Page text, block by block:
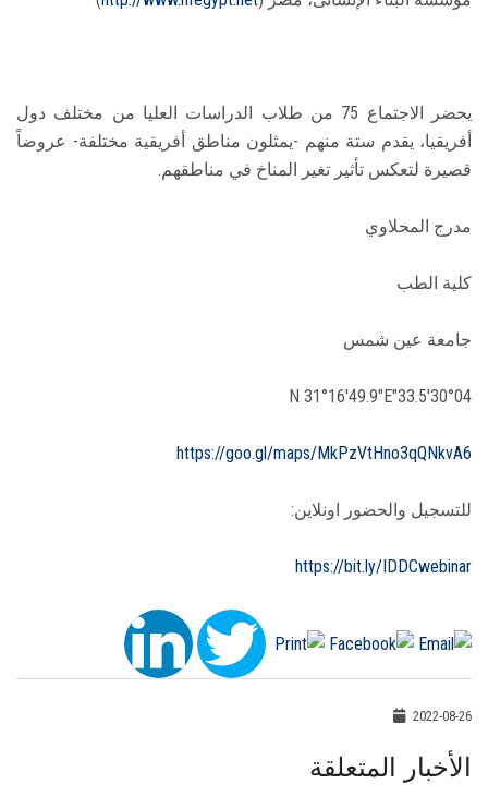
يحضر الاجتماع 75 من طلاب الدراسات العليا من مختلف دول
أفريقيا، يقدم ستة منهم -يمثلون مناطق أفريقية مختلفة- عروضاً
قصيرة لتعكس تأثير تغير المناخ في مناطقهم.
مدرج المحلاوي
كلية الطب
جامعة عين شمس
30°04'33.5"N 31°16'49.9"E
https://goo.gl/maps/MkPzVtHno3qQNkvA6
للتسجيل والحضور اونلاين:
https://bit.ly/IDDCwebinar
2022-08-26
الأخبار المتعلقة